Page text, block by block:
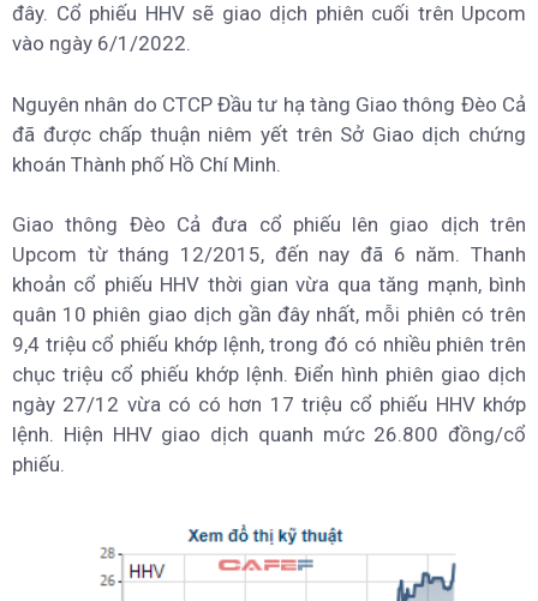
đây. Cổ phiếu HHV sẽ giao dịch phiên cuối trên Upcom
vào ngày 6/1/2022.
Nguyên nhân do CTCP Đầu tư hạ tàng Giao thông Đèo Cả
đã được chấp thuận niêm yết trên Sở Giao dịch chứng
khoán Thành phố Hồ Chí Minh.
Giao thông Đèo Cả đưa cổ phiếu lên giao dịch trên
Upcom từ tháng 12/2015, đến nay đã 6 năm. Thanh
khoản cổ phiếu HHV thời gian vừa qua tăng mạnh, bình
quân 10 phiên giao dịch gần đây nhất, mỗi phiên có trên
9,4 triệu cổ phiếu khớp lệnh, trong đó có nhiều phiên trên
chục triệu cổ phiếu khớp lệnh. Điển hình phiên giao dịch
ngày 27/12 vừa có có hơn 17 triệu cổ phiếu HHV khớp
lệnh. Hiện HHV giao dịch quanh mức 26.800 đồng/cổ
phiếu.